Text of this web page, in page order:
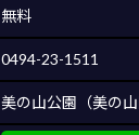
無料
0494-23-1511
美の山公園（美の